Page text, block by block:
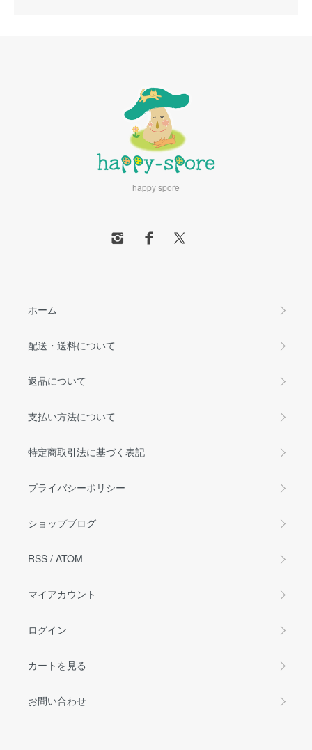
happy spore
ホーム
配送・送料について
返品について
支払い方法について
特定商取引法に基づく表記
プライバシーポリシー
ショップブログ
RSS / ATOM
マイアカウント
ログイン
カートを見る
お問い合わせ